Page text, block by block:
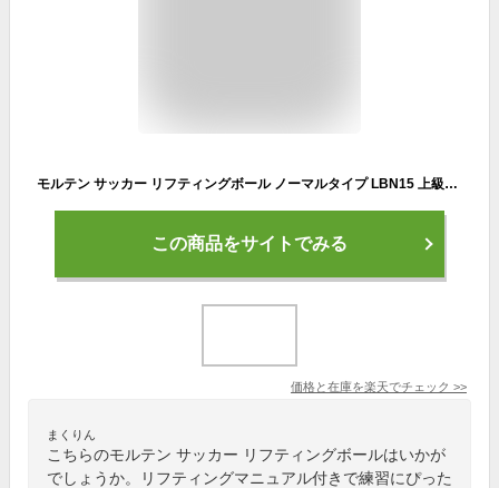
モルテン サッカー リフティングボール ノーマルタイプ LBN15 上級者向け リフティングマニュアル付き トレーニング 2023SS09
この商品をサイトでみる
価格と在庫を楽天でチェック >>
まくりん
こちらのモルテン サッカー リフティングボールはいかが
でしょうか。リフティングマニュアル付きで練習にぴった